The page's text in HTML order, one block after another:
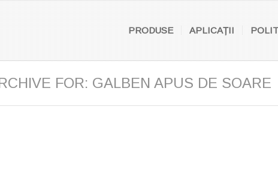
PRODUSE APLICAȚII
FOR: GALBEN APUS DE SOARE